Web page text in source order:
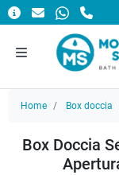
Home Box doccia
Box Doccia